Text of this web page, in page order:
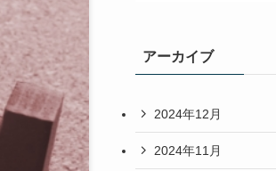
アーカイブ
2024年12月
2024年11月